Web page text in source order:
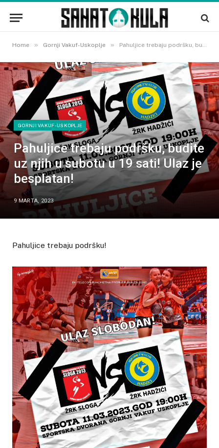
Home » Gornji Vakuf-Uskoplje » Pahuljice trebaju podršku, budite uz njih u subotu u 19 sati! Ulaz je besplatan!
GORNJI VAKUF-USKOPLJE
Pahuljice trebaju podršku, budite
uz njih u subotu u 19 sati! Ulaz je
besplatan!
9 MARTA, 2023
Pahuljice trebaju podršku!